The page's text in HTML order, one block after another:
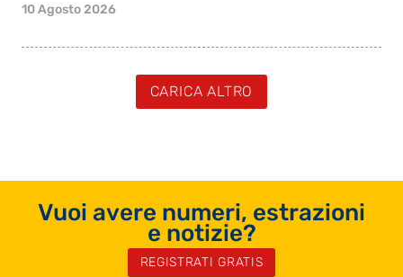
10 Agosto 2026
CARICA ALTRO
Vuoi avere numeri, estrazioni
e notizie?
REGISTRATI GRATIS